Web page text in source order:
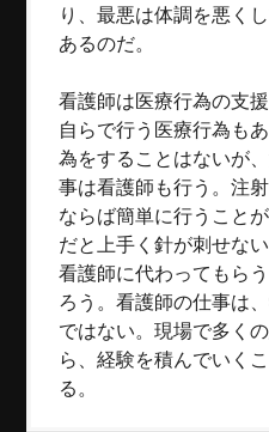
り、最悪は体調を悪く
あるのだ。
看護師は医療行為の支
自らで行う医療行為も
為をすることはないが
事は看護師も行う。注
ならば簡単に行うこと
だと上手く針が刺せな
看護師に代わってもら
ろう。看護師の仕事は
ではない。現場で多く
ら、経験を積んでいく
る。